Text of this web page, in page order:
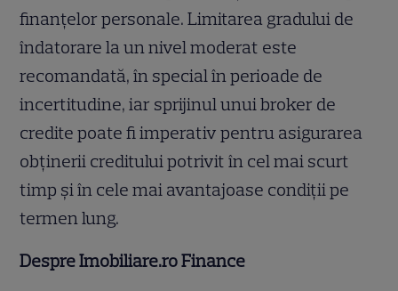
finanțelor personale. Limitarea gradului de
îndatorare la un nivel moderat este
recomandată, în special în perioade de
incertitudine, iar sprijinul unui broker de
credite poate fi imperativ pentru asigurarea
obținerii creditului potrivit în cel mai scurt
timp și în cele mai avantajoase condiții pe
termen lung.
Despre Imobiliare.ro Finance